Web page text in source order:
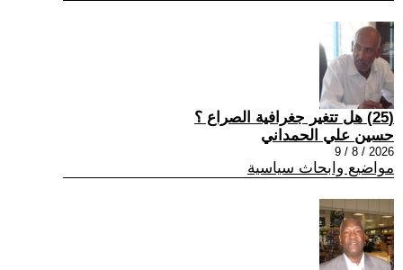
(25) هل تتغير جغرافية الصراع ؟
حسين علي الحمداني
2026 / 8 / 9
مواضيع وابحاث سياسية